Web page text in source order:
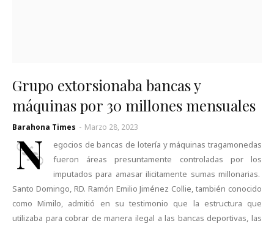
Grupo extorsionaba bancas y
máquinas por 30 millones mensuales
Barahona Times - Marzo 28, 2023
N
egocios de bancas de lotería y máquinas tragamonedas
fueron áreas presuntamente controladas por los
imputados para amasar ilicitamente sumas millonarias.
Santo Domingo, RD. Ramón Emilio Jiménez Collie, también conocido
como Mimilo, admitió en su testimonio que la estructura que
utilizaba para cobrar de manera ilegal a las bancas deportivas, las